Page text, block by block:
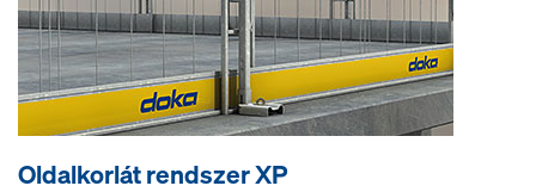
Oldalkorlát rendszer XP